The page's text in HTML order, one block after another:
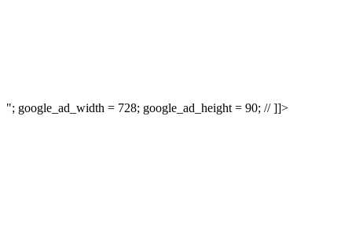
"; google_ad_width = 728; google_ad_height = 90; // ]]>